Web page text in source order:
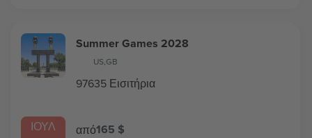
ΙΟΥΛ
Summer Games 2028
US,GB
97635 Εισιτήρια
από165 $